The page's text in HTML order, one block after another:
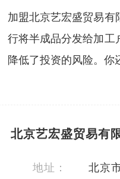
加盟北京艺宏盛贸易
行将半成品分发给加工
降低了投资的风险。你
北京艺宏盛贸易有
地址： 北京